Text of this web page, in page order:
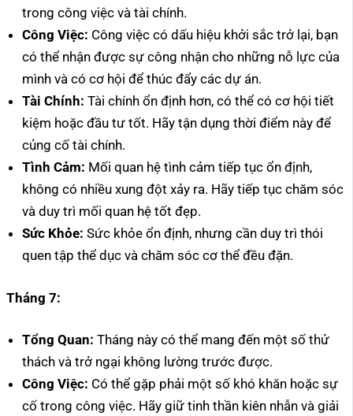
trong công việc và tài chính.
Công Việc: Công việc có dấu hiệu khởi sắc trở lại, bạn
có thể nhận được sự công nhận cho những nỗ lực của
mình và có cơ hội để thúc đẩy các dự án.
Tài Chính: Tài chính ổn định hơn, có thể có cơ hội tiết
kiệm hoặc đầu tư tốt. Hãy tận dụng thời điểm này để
củng cố tài chính.
Tình Cảm: Mối quan hệ tình cảm tiếp tục ổn định,
không có nhiều xung đột xảy ra. Hãy tiếp tục chăm sóc
và duy trì mối quan hệ tốt đẹp.
Sức Khỏe: Sức khỏe ổn định, nhưng cần duy trì thói
quen tập thể dục và chăm sóc cơ thể đều đặn.
Tháng 7:
Tổng Quan: Tháng này có thể mang đến một số thử
thách và trở ngại không lường trước được.
Công Việc: Có thể gặp phải một số khó khăn hoặc sự
cố trong công việc. Hãy giữ tinh thần kiên nhẫn và giải